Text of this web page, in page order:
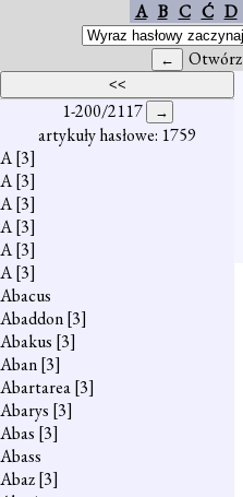
A B C Ć D
Otwórz
1-200/2117
artykuły hasłowe: 1759
A[3]
A[3]
A[3]
A[3]
A[3]
A[3]
Abacus
Abaddon[3]
Abakus [3]
Aban[3]
Abartarea[3]
Abarys [3]
Abas [3]
Abass
Abaz[3]